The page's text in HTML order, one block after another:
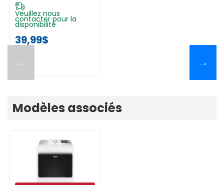
←
Veuillez nous
contacter pour la
disponibilité
39,99$
→
Modèles associés